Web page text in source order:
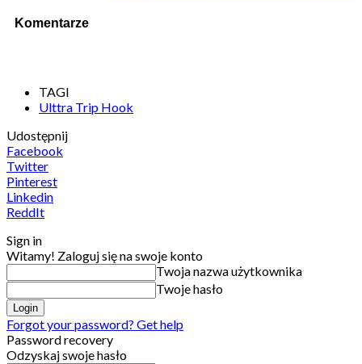
Komentarze
TAGI
Ulttra Trip Hook
Udostępnij
Facebook
Twitter
Pinterest
Linkedin
ReddIt
Sign in
Witamy! Zaloguj się na swoje konto
Twoja nazwa użytkownika
Twoje hasło
Forgot your password? Get help
Password recovery
Odzyskaj swoje hasło